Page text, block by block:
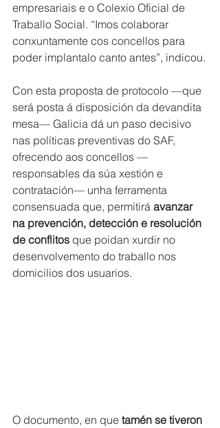
empresariais e o Colexio Oficial de
Traballo Social. “Imos colaborar
conxuntamente cos concellos para
poder implantalo canto antes”, indicou.
Con esta proposta de protocolo —que
será posta á disposición da devandita
mesa— Galicia dá un paso decisivo
nas políticas preventivas do SAF,
ofrecendo aos concellos —
responsables da súa xestión e
contratación— unha ferramenta
consensuada que, permitirá avanzar
na prevención, detección e resolución
de conflitos que poidan xurdir no
desenvolvemento do traballo nos
domicilios dos usuarios.
O documento, en que tamén se tiveron